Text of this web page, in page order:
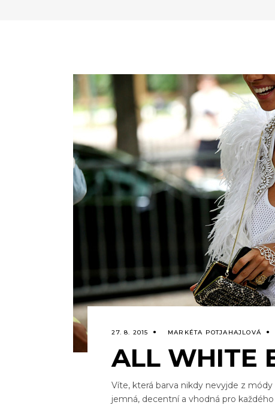
27. 8. 2015 MARKÉTA POTJAHAJLOVÁ
ALL WHITE
Víte, která barva nikdy nevyjde z
jemná, decentní a vhodná pro